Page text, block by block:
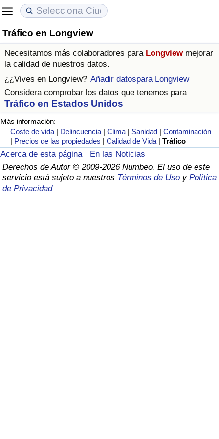
Tráfico en Longview
Necesitamos más colaboradores para Longviewmejorar
la calidad de nuestros datos.
¿¿Vives en Longview? Añadir datospara Longview
Considera comprobar los datos que tenemos para
Tráfico en Estados Unidos
Más información:
Coste de vida | Delincuencia |Clima | Sanidad |Contaminación
| Precios de las propiedades |Calidad de Vida |Tráfico
Acerca de esta página
En las Noticias
Derechos de Autor © 2009-2026 Numbeo. El uso de este
servicio está sujeto a nuestros Términos de Uso y Política
de Privacidad
Coste de vida
Índice de Costo de Vida (Actual)
Índice de Costo de Vida
Índice de costo de vida por país
en aqaba
Precios de las propiedades
Índice de Precios de Inmuebles (Actual)
Índice de Precios de Inmuebles
Índice de Precios de Inmuebles por País
Calidad de Vida
Índice de Calidad de Vida
Índice de Calidad de Vida (Actual)
Índice de calidad de vida por país
Delincuencia
Calificación del Índice de Criminalidad
(Actual)